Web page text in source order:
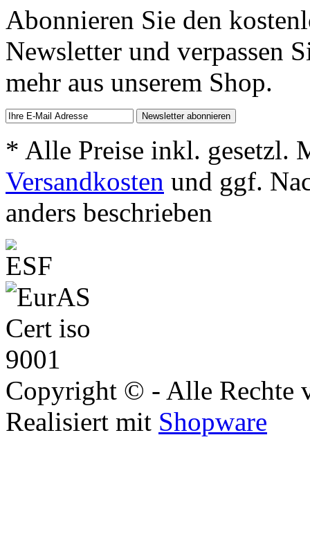
Abonnieren Sie den
Newsletter und verpassen
mehr aus unserem Shop.
* Alle Preise inkl. gesetzl.
Versandkosten und ggf.
anders beschrieben
Copyright © - Alle Rechte
Realisiert mit Shopware